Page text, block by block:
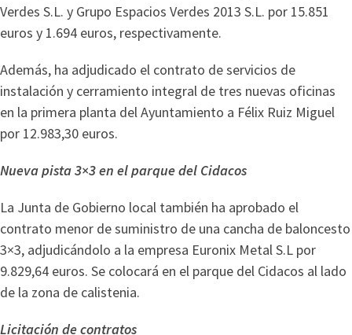
Verdes S.L. y Grupo Espacios Verdes 2013 S.L. por 15.851
euros y 1.694 euros, respectivamente.
Además, ha adjudicado el contrato de servicios de
instalación y cerramiento integral de tres nuevas oficinas
en la primera planta del Ayuntamiento a Félix Ruiz Miguel
por 12.983,30 euros.
Nueva pista 3×3 en el parque del Cidacos
La Junta de Gobierno local también ha aprobado el
contrato menor de suministro de una cancha de baloncesto
3×3, adjudicándolo a la empresa Euronix Metal S.L por
9.829,64 euros. Se colocará en el parque del Cidacos al lado
de la zona de calistenia.
Licitación de contratos